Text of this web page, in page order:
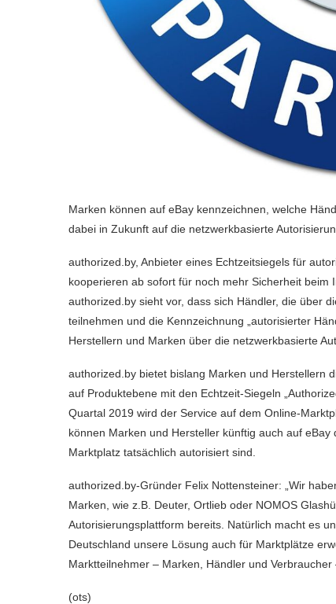
Marken können auf eBay kennzeichnen, welche
dabei in Zukunft auf die netzwerkbasierte
authorized.by, Anbieter eines Echtzeitsiegels für
kooperieren ab sofort für noch mehr Sicherheit
authorized.by sieht vor, dass sich Händler, die über
teilnehmen und die Kennzeichnung „autorisierter
Herstellern und Marken über die netzwerkbasierte
authorized.by bietet bislang Marken und Herstellern
auf Produktebene mit den Echtzeit-Siegeln
Quartal 2019 wird der Service auf dem Online-
können Marken und Hersteller künftig auch auf
Marktplatz tatsächlich autorisiert sind.
authorized.by-Gründer Felix Nottensteiner: „Wir
Marken, wie z.B. Deuter, Ortlieb oder NOMOS
Autorisierungsplattform bereits. Natürlich macht es
Deutschland unsere Lösung auch für Marktplätze
Marktteilnehmer – Marken, Händler und Verbraucher
(ots)